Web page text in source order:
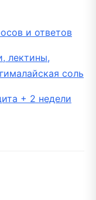
и ответов
лектины,
соль
+ 2 недели